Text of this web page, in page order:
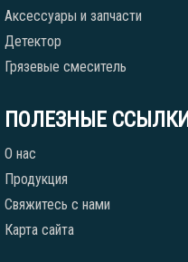
Аксессуары и запчасти
Детектор
Грязевые смеситель
ПОЛЕЗНЫЕ ССЫЛКИ
О нас
Продукция
Свяжитесь с нами
Карта сайта